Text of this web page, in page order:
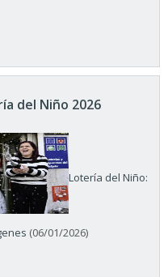
del Niño 2026
Lotería del Niño:
(06/01/2026)